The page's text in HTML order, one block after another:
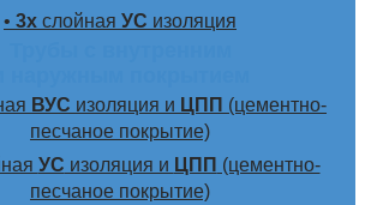
• 3х слойная УС изоляция
ВУС изоляция и ЦПП (цементно-
песчаное покрытие)
УС изоляция и ЦПП (цементно-
песчаное покрытие)